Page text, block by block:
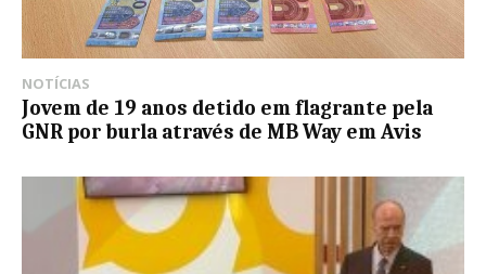
NOTÍCIAS
Jovem de 19 anos detido em flagrante pela
GNR por burla através de MB Way em Avis